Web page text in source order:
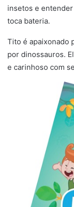
insetos e
toca bateria.
Tito é apaixonado
por dinossauros.
e carinhoso com